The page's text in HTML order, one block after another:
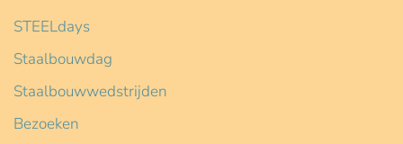
STEELdays
Staalbouwdag
Staalbouwwedstrijden
Bezoeken